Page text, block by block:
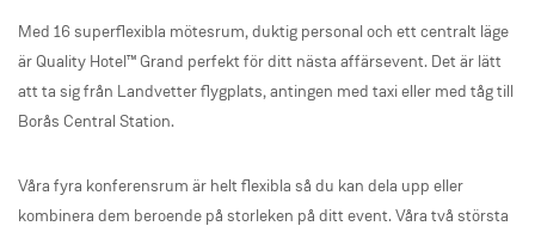
Med 16 superflexibla mötesrum, duktig personal och ett centralt läge
är Quality Hotel™ Grand perfekt för ditt nästa affärsevent. Det är lätt
att ta sig från Landvetter flygplats, antingen med taxi eller med tåg till
Borås Central Station.
Våra fyra konferensrum är helt flexibla så du kan dela upp eller
kombinera dem beroende på storleken på ditt event. Våra två största